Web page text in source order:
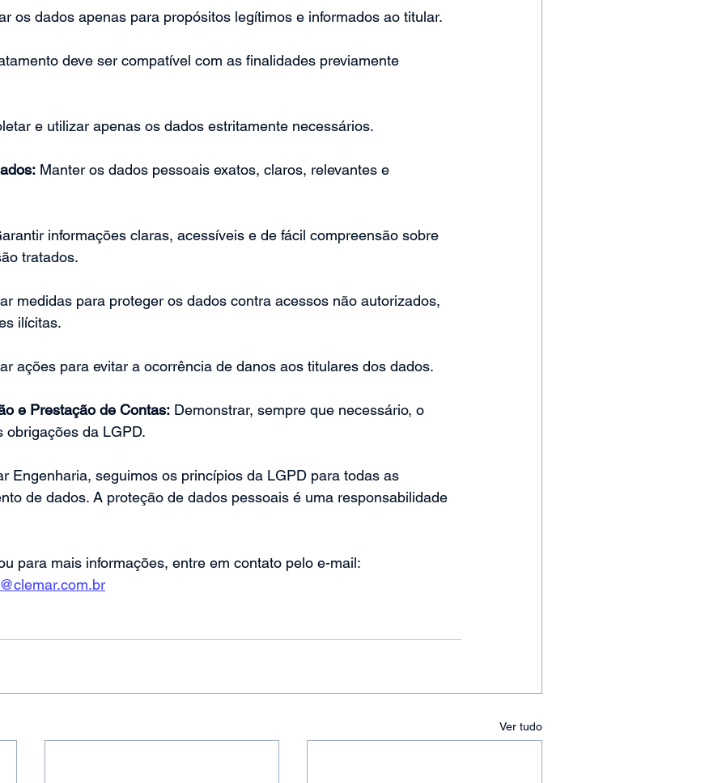
os dados apenas para propósitos legítimos e informados ao titular.
deve ser compatível com as finalidades previamente
e utilizar apenas os dados estritamente necessários.
Manter os dados pessoais exatos, claros, relevantes e
informações claras, acessíveis e de fácil compreensão sobre
tratados.
medidas para proteger os dados contra acessos não autorizados,
ilícitas.
ações para evitar a ocorrência de danos aos titulares dos dados.
e Prestação de Contas: Demonstrar, sempre que necessário, o
obrigações da LGPD.
Engenharia, seguimos os princípios da LGPD para todas as
de dados. A proteção de dados pessoais é uma responsabilidade
para mais informações, entre em contato pelo e-mail:
Ver tudo